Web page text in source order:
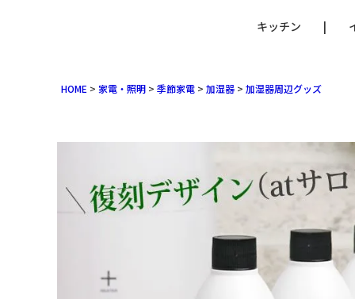
キッチン
HOME 家電・照明 季節家電 加湿器 加湿器周辺グッズ